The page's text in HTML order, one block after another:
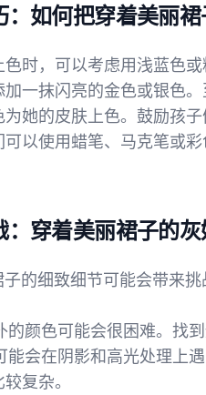
：如何把穿着美丽
色时，可以考虑用浅蓝色
加一抹闪亮的金色或银色
为她的皮肤上色。鼓励孩
可以使用蜡笔、马克笔或
：穿着美丽裙子的
子的细致细节可能会带来
的颜色可能会很困难。找
能会在阴影和高光处理上
复杂。